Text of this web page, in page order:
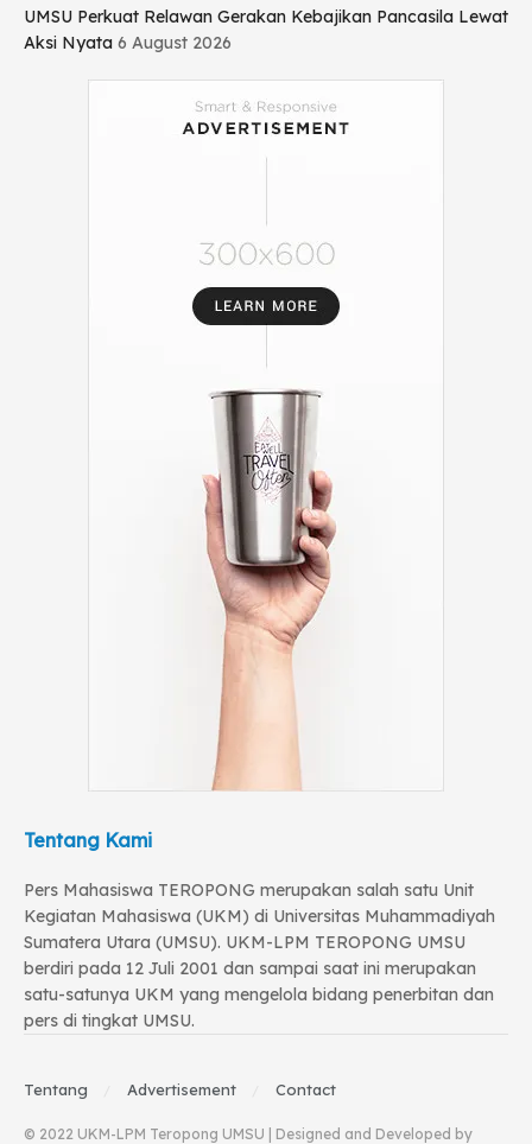
UMSU Perkuat Relawan Gerakan Kebajikan Pancasila Lewat
Aksi Nyata 6 August 2026
Tentang Kami
Pers Mahasiswa TEROPONG merupakan salah satu Unit
Kegiatan Mahasiswa (UKM) di Universitas Muhammadiyah
Sumatera Utara (UMSU). UKM-LPM TEROPONG UMSU
berdiri pada 12 Juli 2001 dan sampai saat ini merupakan
satu-satunya UKM yang mengelola bidang penerbitan dan
pers di tingkat UMSU.
Tentang Advertisement Contact
© 2022 UKM-LPM Teropong UMSU | Designed and Developed by